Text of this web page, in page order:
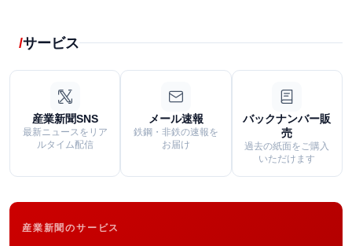
サービス
産業新聞SNS
最新ニュースをリア
ルタイム配信
メール速報
鉄鋼・非鉄の速報を
お届け
バックナンバー販
売
過去の紙面をご購入
いただけます
産業新聞のサービス